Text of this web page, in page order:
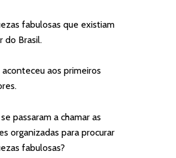
fabulosas que existiam
do Brasil.
aconteceu aos primeiros
passaram a chamar as
organizadas para procurar
fabulosas?